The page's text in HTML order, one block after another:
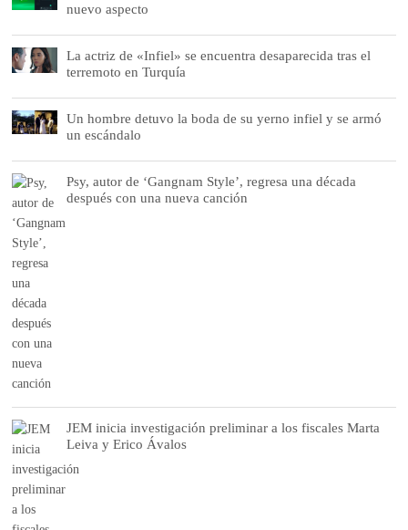
nuevo aspecto
La actriz de «Infiel» se encuentra desaparecida tras el
terremoto en Turquía
Un hombre detuvo la boda de su yerno infiel y se armó
un escándalo
Psy, autor de ‘Gangnam Style’, regresa una década
después con una nueva canción
JEM inicia investigación preliminar a los fiscales Marta
Leiva y Erico Ávalos